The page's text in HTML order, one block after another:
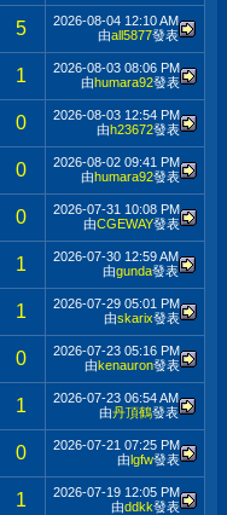
5 2026-08-04 12:10 AM
由all5877發表
1 2026-08-03 08:06 PM
由humara92發表
0 2026-08-03 12:54 PM
由h23672發表
0 2026-08-02 09:41 PM
由humara92發表
0 2026-07-31 10:08 PM
由CGEWAY發表
1 2026-07-30 12:59 AM
由gunda發表
1 2026-07-29 05:01 PM
由skarix發表
0 2026-07-23 05:16 PM
由kenauron發表
1 2026-07-23 06:54 AM
由丹頂鶴發表
0 2026-07-21 07:25 PM
由lgfw發表
1 2026-07-19 12:05 PM
由ddkk發表